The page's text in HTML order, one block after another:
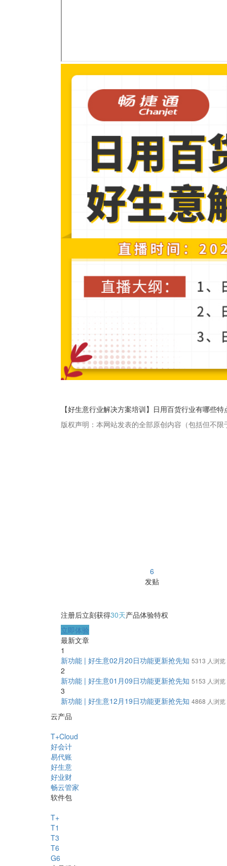
【好生意行业解决方案培训】日用百货行业有哪些
版权声明：本网站发表的全部原创内容（包括但不
6
发贴
注册后立刻获得30天产品体验特权
立即体验
最新文章
1
新功能 | 好生意02月20日功能更新抢先知 5313 人浏览
2
新功能 | 好生意01月09日功能更新抢先知 5153 人浏览
3
新功能 | 好生意12月19日功能更新抢先知 4868 人浏览
云产品
T+Cloud
好会计
易代账
好生意
好业财
畅云管家
软件包
T+
T1
T3
T6
G6